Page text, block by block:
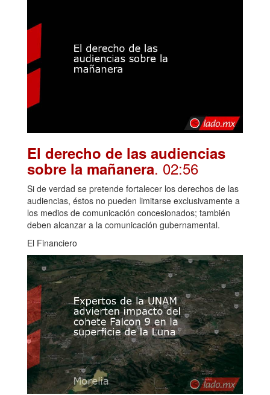
El derecho de las audiencias
sobre la mañanera. 02:56
Si de verdad se pretende fortalecer los derechos de las
audiencias, éstos no pueden limitarse exclusivamente a
los medios de comunicación concesionados; también
deben alcanzar a la comunicación gubernamental.
El Financiero